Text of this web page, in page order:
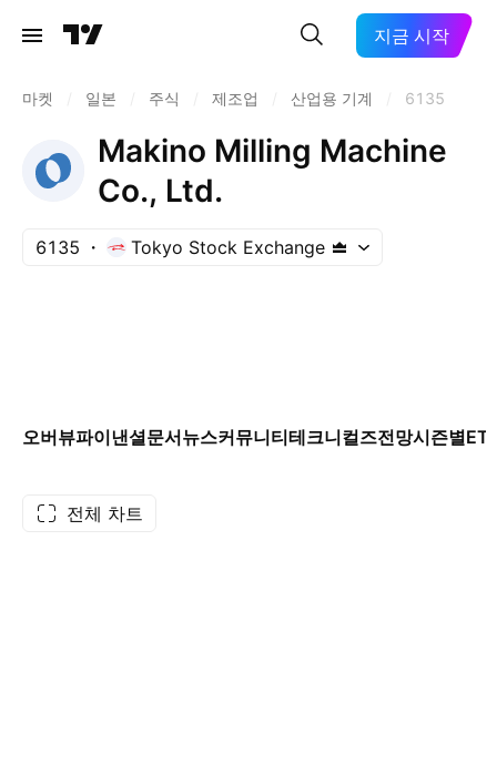
지금 시작
마켓 일본 주식 제조업 산업용 기계 6135
Makino Milling Machine
Co., Ltd.
6135 Tokyo Stock Exchange
오버뷰파이낸셜문서뉴스커뮤니티테크니컬즈전망시즌별
전체 차트